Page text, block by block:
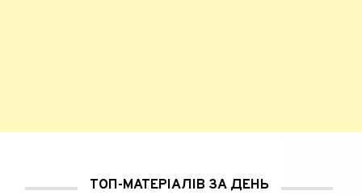
ТОП-МАТЕРІАЛІВ ЗА ДЕНЬ